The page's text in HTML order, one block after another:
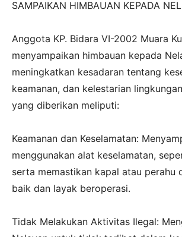
SAMPAIKAN HIMBAUAN KEPADA
‎Anggota KP. Bidara VI-2002 Muara
menyampaikan himbauan kepada
meningkatkan kesadaran tentang
keamanan, dan kelestarian
yang diberikan meliputi:
‎Keamanan dan Keselamatan:
menggunakan alat keselamatan,
serta memastikan kapal atau perahu
baik dan layak beroperasi.
‎Tidak Melakukan Aktivitas Ilegal: